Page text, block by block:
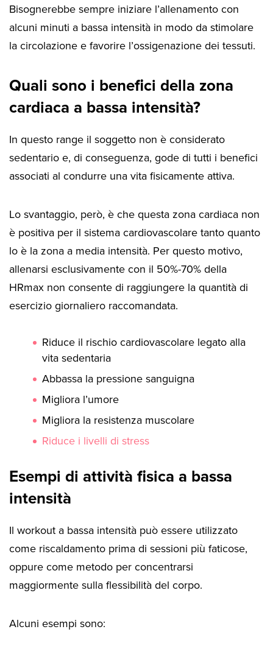
Bisognerebbe sempre iniziare l’allenamento con
alcuni minuti a bassa intensità in modo da stimolare
la circolazione e favorire l’ossigenazione dei tessuti.
Quali sono i benefici della zona
cardiaca a bassa intensità?
In questo range il soggetto non è considerato
sedentario e, di conseguenza, gode di tutti i benefici
associati al condurre una vita fisicamente attiva.
Lo svantaggio, però, è che questa zona cardiaca non
è positiva per il sistema cardiovascolare tanto quanto
lo è la zona a media intensità. Per questo motivo,
allenarsi esclusivamente con il 50%-70% della
HRmax non consente di raggiungere la quantità di
esercizio giornaliero raccomandata.
Riduce il rischio cardiovascolare legato alla
vita sedentaria
Abbassa la pressione sanguigna
Migliora l’umore
Migliora la resistenza muscolare
Riduce i livelli di stress
Esempi di attività fisica a bassa
intensità
Il workout a bassa intensità può essere utilizzato
come riscaldamento prima di sessioni più faticose,
oppure come metodo per concentrarsi
maggiormente sulla flessibilità del corpo.
Alcuni esempi sono: